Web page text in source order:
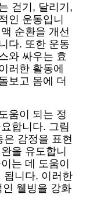
걷기, 달리기,
인 운동입니
순환을 개선
다. 또한 운동
와 싸우는 효
러한 활동에
보고 몸에 더
움이 되는 정
합니다. 그림
감정을 표현
을 유도합니
는 데 도움이
됩니다. 이러한
웰빙을 강화